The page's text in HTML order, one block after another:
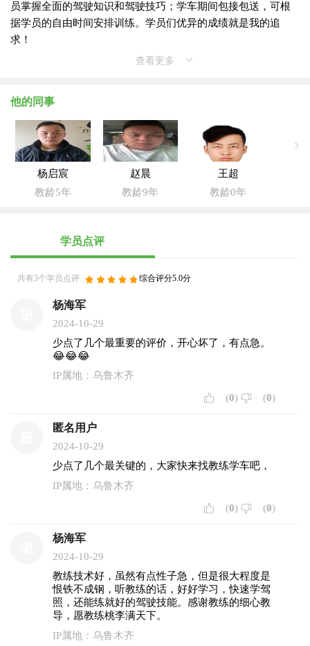
员掌握全面的驾驶知识和驾驶技巧；学车期间包接包送，可根
据学员的自由时间安排训练。学员们优异的成绩就是我的追
求！
查看更多
他的同事
杨启宸
教龄5年
赵晨
教龄9年
王超
教龄0年
学员点评
共有3个学员点评 综合评分5.0分
杨海军
2024-10-29
少点了几个最重要的评价，开心坏了，有点急。
😂😂😂
IP属地：乌鲁木齐
(0) (0)
匿名用户
2024-10-29
少点了几个最关键的，大家快来找教练学车吧，
IP属地：乌鲁木齐
(0) (0)
杨海军
2024-10-29
教练技术好，虽然有点性子急，但是很大程度是
恨铁不成钢，听教练的话，好好学习，快速学驾
照，还能练就好的驾驶技能。感谢教练的细心教
导，愿教练桃李满天下。
IP属地：乌鲁木齐